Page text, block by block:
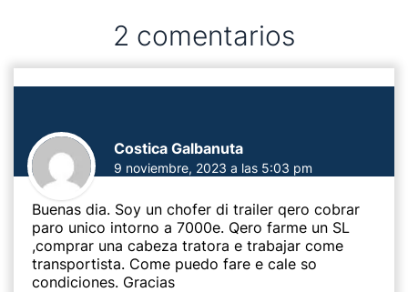
2 comentarios
Costica Galbanuta
9 noviembre, 2023 a las 5:03 pm
Buenas dia. Soy un chofer di trailer qero cobrar
paro unico intorno a 7000e. Qero farme un SL
,comprar una cabeza tratora e trabajar come
transportista. Come puedo fare e cale so
condiciones. Gracias